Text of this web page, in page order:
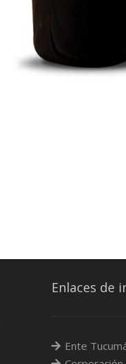
Enlaces de
Ente